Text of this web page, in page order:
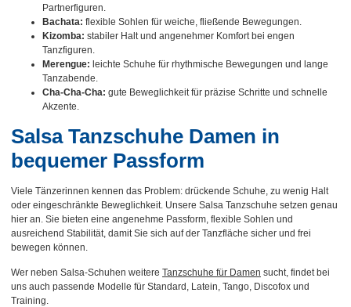
Partnerfiguren.
Bachata: flexible Sohlen für weiche, fließende Bewegungen.
Kizomba: stabiler Halt und angenehmer Komfort bei engen
Tanzfiguren.
Merengue: leichte Schuhe für rhythmische Bewegungen und lange
Tanzabende.
Cha-Cha-Cha: gute Beweglichkeit für präzise Schritte und schnelle
Akzente.
Salsa Tanzschuhe Damen in
bequemer Passform
Viele Tänzerinnen kennen das Problem: drückende Schuhe, zu wenig Halt
oder eingeschränkte Beweglichkeit. Unsere Salsa Tanzschuhe setzen genau
hier an. Sie bieten eine angenehme Passform, flexible Sohlen und
ausreichend Stabilität, damit Sie sich auf der Tanzfläche sicher und frei
bewegen können.
Wer neben Salsa-Schuhen weitere Tanzschuhe für Damen sucht, findet bei
uns auch passende Modelle für Standard, Latein, Tango, Discofox und
Training.